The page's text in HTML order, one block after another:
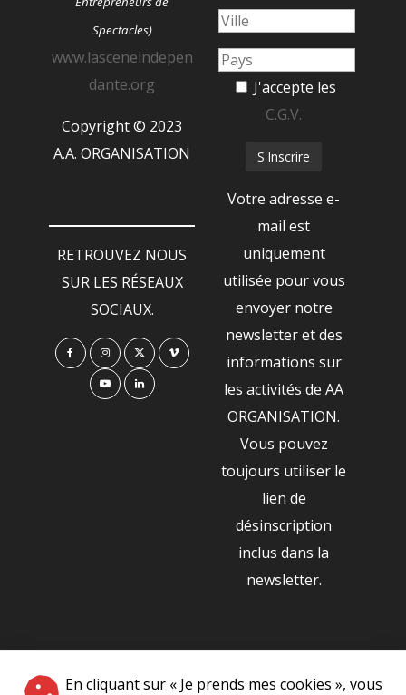
En cliquant sur « Je prends mes cookies », vous
Spectacles)
www.lasceneindepen
dante.org
Copyright © 2023
A.A. ORGANISATION
RETROUVEZ NOUS
SUR LES RÉSEAUX
SOCIAUX.
J'accepte les
C.G.V.
Votre adresse e-
mail est
uniquement
utilisée pour vous
envoyer notre
newsletter et des
informations sur
les activités de AA
ORGANISATION.
Vous pouvez
toujours utiliser le
lien de
désinscription
inclus dans la
newsletter.
NOS PARTENAIRES